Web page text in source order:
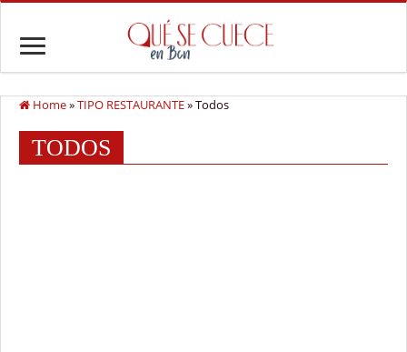
Home»TIPO RESTAURANTE»Todos
TODOS